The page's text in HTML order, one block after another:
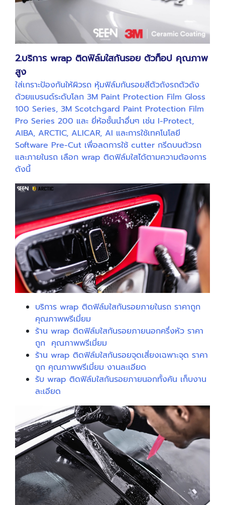
2.บริการ wrap ติดฟิล์มใสกันรอย ตัวท็อป คุณภาพ
สูง
ใส่เกราะป้องกันให้ผิวรถ หุ้มฟิล์มกันรอยสีตัวถังรถตัวดัง
ด้วยแบรนด์ระดับโลก 3M Paint Protection Film Gloss
100 Series, 3M Scotchgard Paint Protection Film
Pro Series 200 และ ยี่ห้อชั้นนำอื่นๆ เช่น I-Protect,
AIBA, ARCTIC, ALICAR, AI และการใช้เทคโนโลยี
Software Pre-Cut เพื่อลดการใช้ cutter กรีดบนตัวรถ
และภายในรถ เลือก wrap ติดฟิล์มใสได้ตามความต้องการ
ดังนี้
บริการ wrap ติดฟิล์มใสกันรอยภายในรถ ราคาถูก
คุณภาพพรีเมี่ยม
ร้าน wrap ติดฟิล์มใสกันรอยภายนอกครึ่งหัว ราคา
ถูก คุณภาพพรีเมี่ยม
ร้าน wrap ติดฟิล์มใสกันรอยจุดเสี่ยงเฉพาะจุด ราคา
ถูก คุณภาพพรีเมี่ยม งานละเอียด
รับ wrap ติดฟิล์มใสกันรอยภายนอกทั้งคัน เก็บงาน
ละเอียด